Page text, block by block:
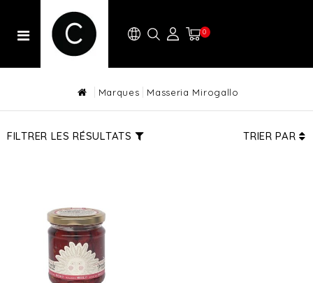
0
Marques Masseria Mirogallo
FILTRER LES RÉSULTATS TRIER PAR